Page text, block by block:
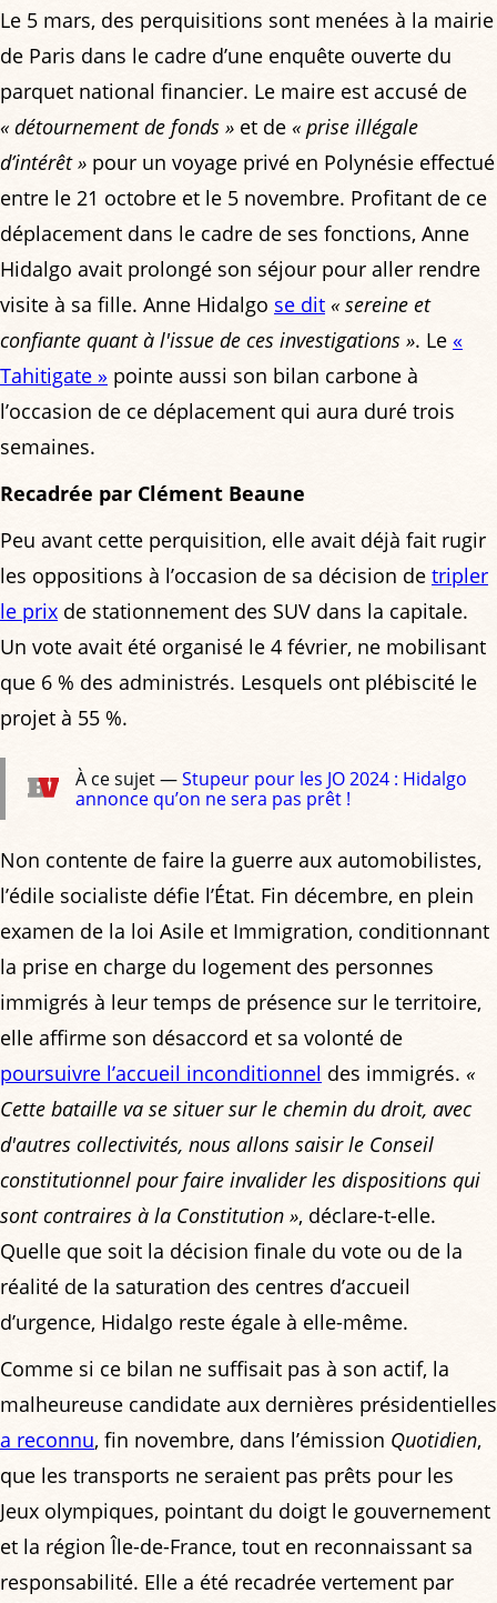
Le 5 mars, des perquisitions sont menées à la mairie
de Paris dans le cadre d’une enquête ouverte du
parquet national financier. Le maire est accusé de
« détournement de fonds » et de « prise illégale
d’intérêt » pour un voyage privé en Polynésie effectué
entre le 21 octobre et le 5 novembre. Profitant de ce
déplacement dans le cadre de ses fonctions, Anne
Hidalgo avait prolongé son séjour pour aller rendre
visite à sa fille. Anne Hidalgo se dit « sereine et
confiante quant à l'issue de ces investigations ». Le «
Tahitigate » pointe aussi son bilan carbone à
l’occasion de ce déplacement qui aura duré trois
semaines.
Recadrée par Clément Beaune
Peu avant cette perquisition, elle avait déjà fait rugir
les oppositions à l’occasion de sa décision de tripler
le prix de stationnement des SUV dans la capitale.
Un vote avait été organisé le 4 février, ne mobilisant
que 6 % des administrés. Lesquels ont plébiscité le
projet à 55 %.
À ce sujet —Stupeur pour les JO 2024 : Hidalgo
annonce qu’on ne sera pas prêt !
Non contente de faire la guerre aux automobilistes,
l’édile socialiste défie l’État. Fin décembre, en plein
examen de la loi Asile et Immigration, conditionnant
la prise en charge du logement des personnes
immigrés à leur temps de présence sur le territoire,
elle affirme son désaccord et sa volonté de
poursuivre l’accueil inconditionnel des immigrés. «
Cette bataille va se situer sur le chemin du droit, avec
d'autres collectivités, nous allons saisir le Conseil
constitutionnel pour faire invalider les dispositions qui
sont contraires à la Constitution », déclare-t-elle.
Quelle que soit la décision finale du vote ou de la
réalité de la saturation des centres d’accueil
d’urgence, Hidalgo reste égale à elle-même.
Comme si ce bilan ne suffisait pas à son actif, la
malheureuse candidate aux dernières présidentielles
a reconnu, fin novembre, dans l’émission Quotidien,
que les transports ne seraient pas prêts pour les
Jeux olympiques, pointant du doigt le gouvernement
et la région Île-de-France, tout en reconnaissant sa
responsabilité. Elle a été recadrée vertement par